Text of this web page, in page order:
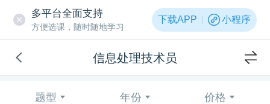
多平台全面支持
方便选课，随时随地学习
下载APP 小程序
信息处理技术员
题型 年份 价格